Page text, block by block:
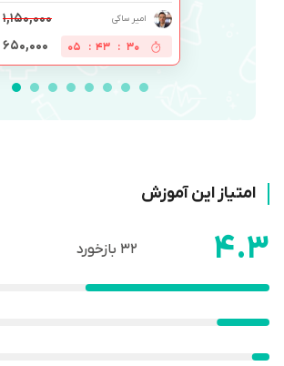
امیر ساکی ۱,۱۵۰,۰۰۰
29
:
43
:
05 ۶۵۰,۰۰۰
امتیاز این آموزش
4.3
32 بازخورد